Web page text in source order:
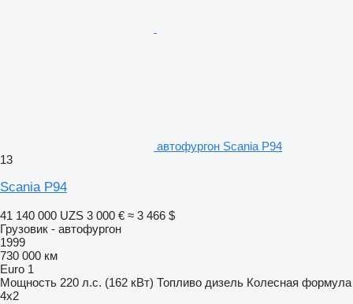
автофургон Scania P94
13
Scania P94
41 140 000 UZS 3 000 € ≈ 3 466 $
Грузовик - автофургон
1999
730 000 км
Euro 1
Мощность 220 л.с. (162 кВт) Топливо дизель Колесная формула
4x2